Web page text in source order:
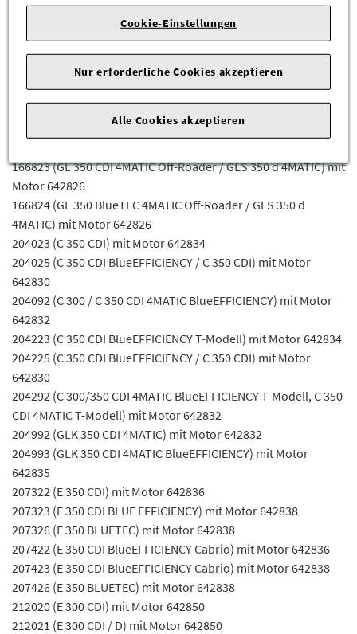
wir prüfen für Sie, ob das Teil passt.
Zum Beispiel passend (kann Ausstattung- oder
Fahrgestellnummerabhängig sein) für die Mercedes-Benz
164823 (GL 350 CDI 4MATIC) mit Motor 642822
166023 (ML/GLE 350 CDI/D 4MATIC) mit Motor 642826
166823 (GL 350 CDI 4MATIC Off-Roader / GLS 350 d 4MATIC) mit
Motor 642826
166824 (GL 350 BlueTEC 4MATIC Off-Roader / GLS 350 d
4MATIC) mit Motor 642826
204023 (C 350 CDI) mit Motor 642834
204025 (C 350 CDI BlueEFFICIENCY / C 350 CDI) mit Motor
642830
204092 (C 300 / C 350 CDI 4MATIC BlueEFFICIENCY) mit Motor
642832
204223 (C 350 CDI BlueEFFICIENCY T-Modell) mit Motor 642834
204225 (C 350 CDI BlueEFFICIENCY / C 350 CDI) mit Motor
642830
204292 (C 300/350 CDI 4MATIC BlueEFFICIENCY T-Modell, C 350
CDI 4MATIC T-Modell) mit Motor 642832
204992 (GLK 350 CDI 4MATIC) mit Motor 642832
204993 (GLK 350 CDI 4MATIC BlueEFFICIENCY) mit Motor
642835
207322 (E 350 CDI) mit Motor 642836
207323 (E 350 CDI BLUE EFFICIENCY) mit Motor 642838
207326 (E 350 BLUETEC) mit Motor 642838
207422 (E 350 CDI BlueEFFICIENCY Cabrio) mit Motor 642836
207423 (E 350 CDI BlueEFFICIENCY Cabrio) mit Motor 642838
207426 (E 350 BLUETEC) mit Motor 642838
212020 (E 300 CDI) mit Motor 642850
212021 (E 300 CDI / D) mit Motor 642850
Cookie-Einstellungen
Nur erforderliche Cookies akzeptieren
Alle Cookies akzeptieren